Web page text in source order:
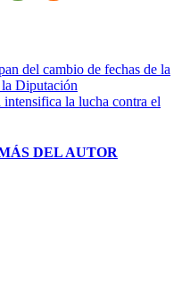
del cambio de fechas de la
la Diputación
la lucha contra el
DEL AUTOR